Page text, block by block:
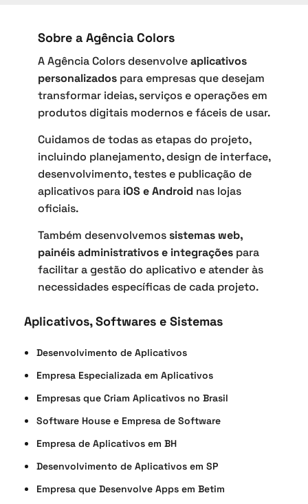
Sobre a Agência Colors
A Agência Colors desenvolveaplicativos
personalizados para empresas que desejam
transformar ideias, serviços e operações em
produtos digitais modernos e fáceis de usar.
Cuidamos de todas as etapas do projeto,
incluindo planejamento, design de interface,
desenvolvimento, testes e publicação de
aplicativos para iOS e Android nas lojas
oficiais.
Também desenvolvemossistemas web,
painéis administrativos e integrações para
facilitar a gestão do aplicativo e atender às
necessidades específicas de cada projeto.
Aplicativos, Softwares e Sistemas
Desenvolvimento de Aplicativos
Empresa Especializada em Aplicativos
Empresas que Criam Aplicativos no Brasil
Software House e Empresa de Software
Empresa de Aplicativos em BH
Desenvolvimento de Aplicativos em SP
Empresa que Desenvolve Apps em Betim